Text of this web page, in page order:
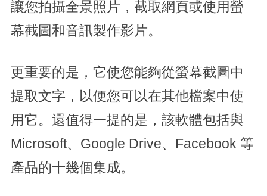
讓您拍攝全景照片，截取網頁或使用螢
幕截圖和音訊製作影片。
更重要的是，它使您能夠從螢幕截圖中
提取文字，以便您可以在其他檔案中使
用它。還值得一提的是，該軟體包括與
Microsoft、Google Drive、Facebook 等
產品的十幾個集成。